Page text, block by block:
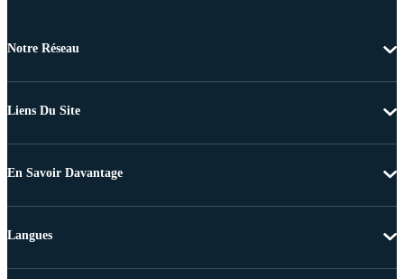
Notre Réseau
Liens Du Site
En Savoir Davantage
Langues